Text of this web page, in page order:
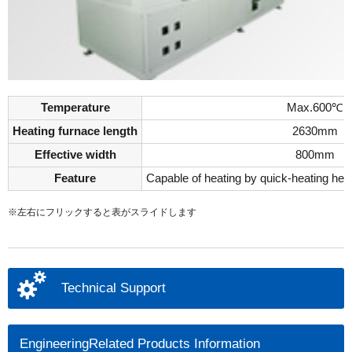
Temperature
Max.600℃
Heating furnace length
2630mm
Effective width
800mm
Feature
Capable of heating by quick-heating
※左右にフリックすると表がスライドします
Technical Support
EngineeringRelated Products Information